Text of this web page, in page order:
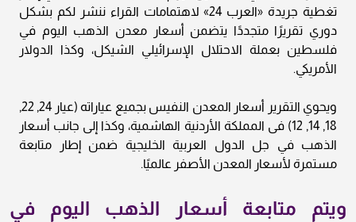
تغطية جريدة «العرب 24» لاهتمامات القراء ننشر لكم بشكل
دوري تقريرًا متجددًا يتضمن أسعار معدن الذهب اليوم في
فلسطين بعملة الاحتلال الإسرائيلي الشيكل، وكذا الدولار
الأمريكي.
ويحوي التقرير أسعار المعدن النفيس بجميع عياراته (عيار 24, 22,
18, 14, 12) فى المملكة الأردنية الهاشمية، وكذا إلى جانب أسعار
الذهب في جل الدول العربية الخليجية ضمن إطار متابعة
مستمرة لأسعار المعدن الأصفر عالميًا.
ويتم متابعة أسعار الذهب اليوم في